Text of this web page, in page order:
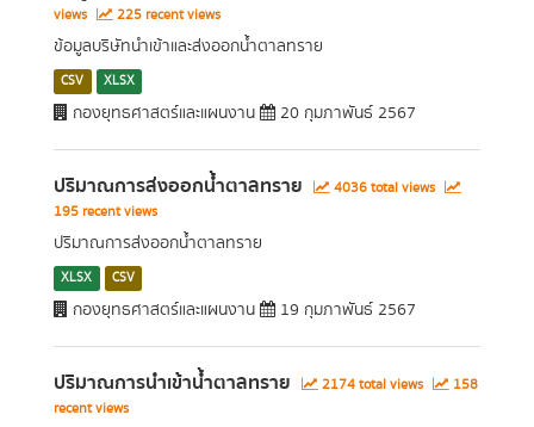
views
225 recent views
ข้อมูลบริษัทนำเข้าและส่งออกน้ำตาลทราย
CSV XLSX
กองยุทธศาสตร์และแผนงาน 20 กุมภาพันธ์ 2567
ปริมาณการส่งออกน้ำตาลทราย
4036 total views
195 recent views
ปริมาณการส่งออกน้ำตาลทราย
XLSX CSV
กองยุทธศาสตร์และแผนงาน 19 กุมภาพันธ์ 2567
ปริมาณการนำเข้าน้ำตาลทราย 2174 total views
158
recent views